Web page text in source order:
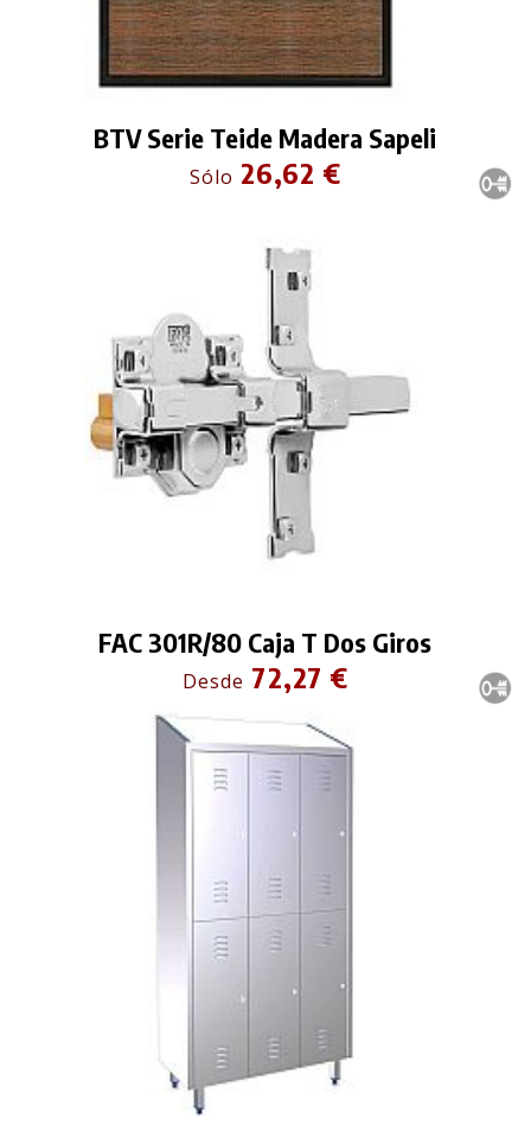
BTV Serie Teide Madera Sapeli
Sólo 26,62 €
FAC 301R/80 Caja T Dos Giros
Desde 72,27 €